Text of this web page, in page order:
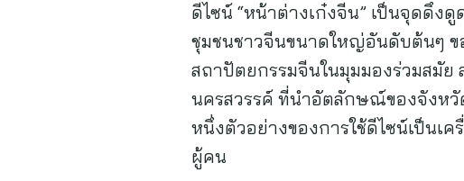
ดีไซน์ “หน้าต่างเก๋งจีน” เป็นจุดดึง
ชุมชนชาวจีนขนาดใหญ่อันดับต้นๆ ข
สถาปัตยกรรมจีนในมุมมองร่วมสมัย
นครสวรรค์ ที่นำอัตลักษณ์ของจังหวั
หนึ่งตัวอย่างของการใช้ดีไซน์เป็นเ
ผู้คน